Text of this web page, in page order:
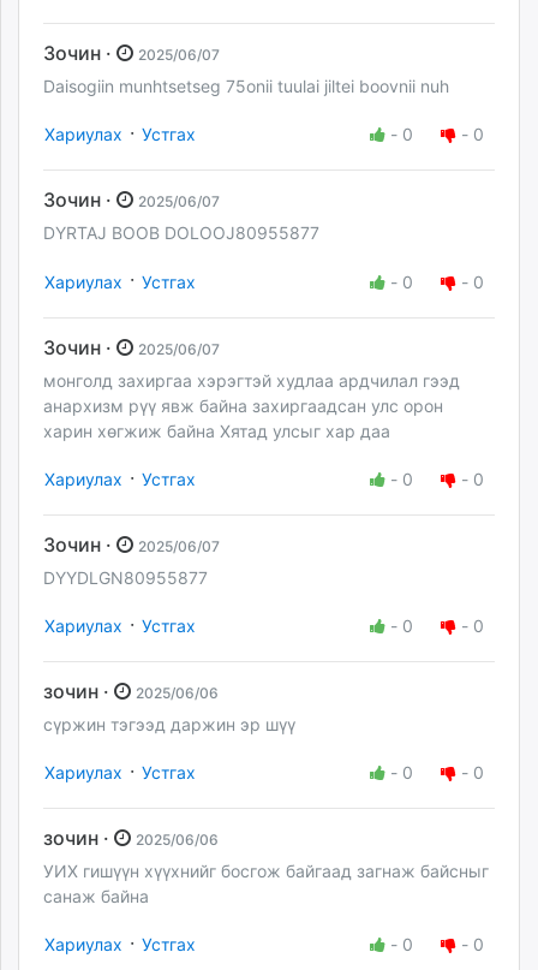
Зочин · 2025/06/07
Daisogiin munhtsetseg 75onii tuulai jiltei boovnii nuh
Хариулах · Устгах - 0 - 0
Зочин · 2025/06/07
DYRTAJ BOOB DOLOOJ80955877
Хариулах · Устгах - 0 - 0
Зочин · 2025/06/07
монголд захиргаа хэрэгтэй худлаа ардчилал гээд
анархизм рүү явж байна захиргаадсан улс орон
харин хөгжиж байна Хятад улсыг хар даа
Хариулах · Устгах - 0 - 0
Зочин · 2025/06/07
DYYDLGN80955877
Хариулах · Устгах - 0 - 0
зочин · 2025/06/06
сүржин тэгээд даржин эр шүү
Хариулах · Устгах - 0 - 0
зочин · 2025/06/06
УИХ гишүүн хүүхнийг босгож байгаад загнаж байсныг
санаж байна
Хариулах · Устгах - 0 - 0